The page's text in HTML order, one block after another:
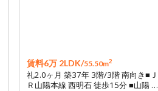
賃料6万 2LDK/55.50m2
礼2.0ヶ月 築37年 3階/3階 南向き■Ｊ
Ｒ山陽本線 西明石 徒歩15分 ■山陽 …